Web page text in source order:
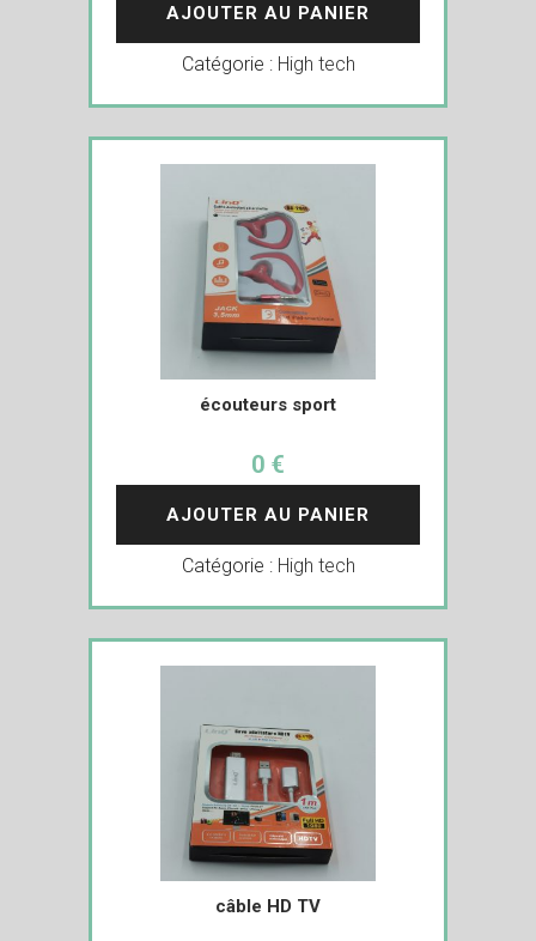
AJOUTER AU PANIER
Catégorie : High tech
écouteurs sport
0 €
AJOUTER AU PANIER
Catégorie : High tech
câble HD TV